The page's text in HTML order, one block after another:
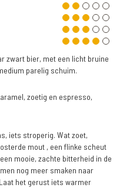
zwart bier, met een licht bruine
parelig schuim.
zoetig en espresso,
iets stroperig. Wat zoet,
mout , een flinke scheut
mooie, zachte bitterheid in de
nog meer smaken naar
het gerust iets warmer